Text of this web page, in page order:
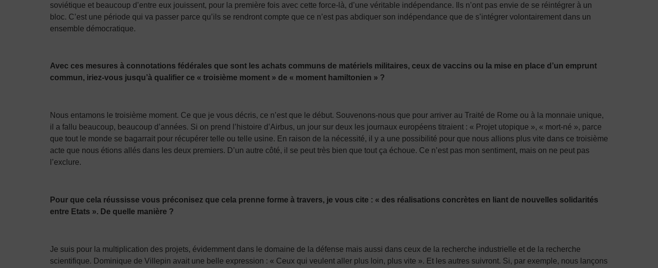
soviétique et beaucoup d’entre eux jouissent, pour la première fois avec cette force-là, d’une véritable indépendance. Ils n’ont pas envie de se réintégrer à un
bloc. C’est une période qui va passer parce qu’ils se rendront compte que ce n’est pas abdiquer son indépendance que de s’intégrer volontairement dans un
ensemble démocratique.
Avec ces mesures à connotations fédérales que sont les achats communs de matériels militaires, ceux de vaccins ou la mise en place d’un emprunt
commun, iriez-vous jusqu’à qualifier ce « troisième moment » de « moment hamiltonien » ?
Nous entamons le troisième moment. Ce que je vous décris, ce n’est que le début. Souvenons-nous que pour arriver au Traité de Rome ou à la monnaie unique,
il a fallu beaucoup, beaucoup d’années. Si on prend l’histoire d’Airbus, un jour sur deux les journaux européens titraient : « Projet utopique », « mort-né », parce
que tout le monde se bagarrait pour récupérer telle ou telle usine. En raison de la nécessité, il y a une possibilité pour que nous allions plus vite dans ce troisième
acte que nous étions allés dans les deux premiers. D’un autre côté, il se peut très bien que tout ça échoue. Ce n’est pas mon sentiment, mais on ne peut pas
l’exclure.
Pour que cela réussisse vous préconisez que cela prenne forme à travers, je vous cite : « des réalisations concrètes en liant de nouvelles solidarités
entre Etats ». De quelle manière ?
Je suis pour la multiplication des projets, évidemment dans le domaine de la défense mais aussi dans ceux de la recherche industrielle et de la recherche
scientifique. Dominique de Villepin avait une belle expression : « Ceux qui veulent aller plus loin, plus vite ». Et les autres suivront. Si, par exemple, nous lançons